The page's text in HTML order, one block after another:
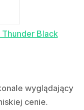
Black
wyglądający
cenie.